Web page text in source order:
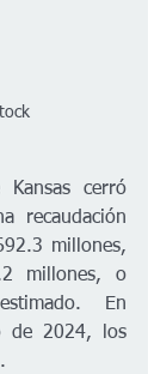
cerró
recaudación
millones,
millones, o
En
de 2024, los